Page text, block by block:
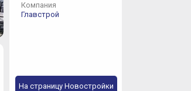
Компания
Главстрой
На страницу Новостройки